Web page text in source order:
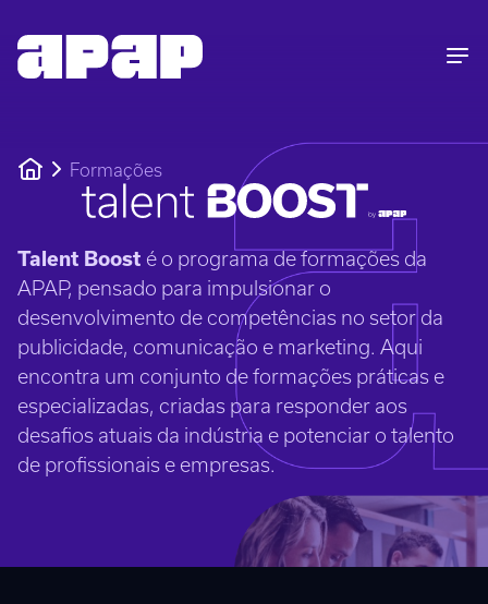
Formações
Talent Boost é o programa de formações da
APAP, pensado para impulsionar o
desenvolvimento de competências no setor da
publicidade, comunicação e marketing. Aqui
encontra um conjunto de formações práticas e
especializadas, criadas para responder aos
desafios atuais da indústria e potenciar o talento
de profissionais e empresas.